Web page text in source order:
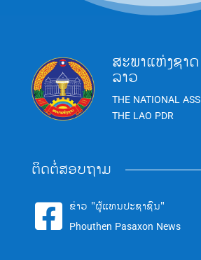
ສະພາແຫ່ງຊາ
ລາວ
THE NATIONAL
THE LAO PDR
ຕິດຕໍ່ສອບຖາມ
 ຂ່າວ "ຜູ້ແທນປະຊາຊົນ"
Phouthen Pasaxon News